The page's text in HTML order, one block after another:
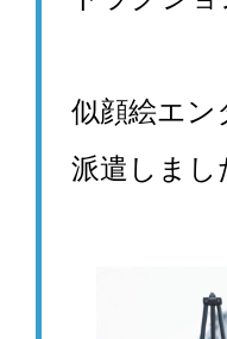
似顔絵エン
派遣しまし